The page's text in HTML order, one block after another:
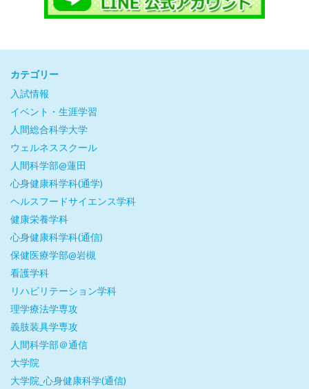
カテゴリー
入試情報
イベント・生涯学習
人間総合科学大学
ウェルネススクール
人間科学部@蓮田
心身健康科学科(通学)
ヘルスフードサイエンス学科
健康栄養学科
心身健康科学科(通信)
保健医療学部@岩槻
看護学科
リハビリテーション学科
理学療法学専攻
義肢装具学専攻
人間科学部＠通信
大学院
大学院_心身健康科学(通信)